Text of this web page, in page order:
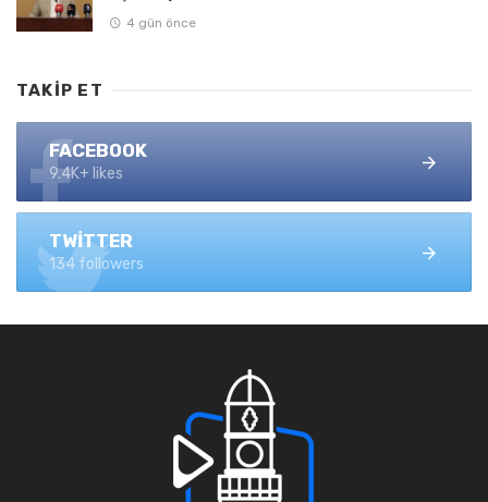
4 gün önce
TAKIP ET
FACEBOOK
9.4K+ likes
TWITTER
134 followers